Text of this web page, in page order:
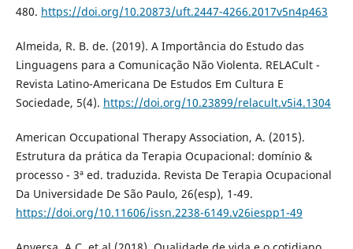
480. https://doi.org/10.20873/uft.2447-4266.2017v5n4p463
Almeida, R. B. de. (2019). A Importância do Estudo das
Linguagens para a Comunicação Não Violenta. RELACult -
Revista Latino-Americana De Estudos Em Cultura E
Sociedade, 5(4). https://doi.org/10.23899/relacult.v5i4.1304
American Occupational Therapy Association, A. (2015).
Estrutura da prática da Terapia Ocupacional: domínio &
processo - 3ª ed. traduzida. Revista De Terapia Ocupacional
Da Universidade De São Paulo, 26(esp), 1-49.
https://doi.org/10.11606/issn.2238-6149.v26iespp1-49